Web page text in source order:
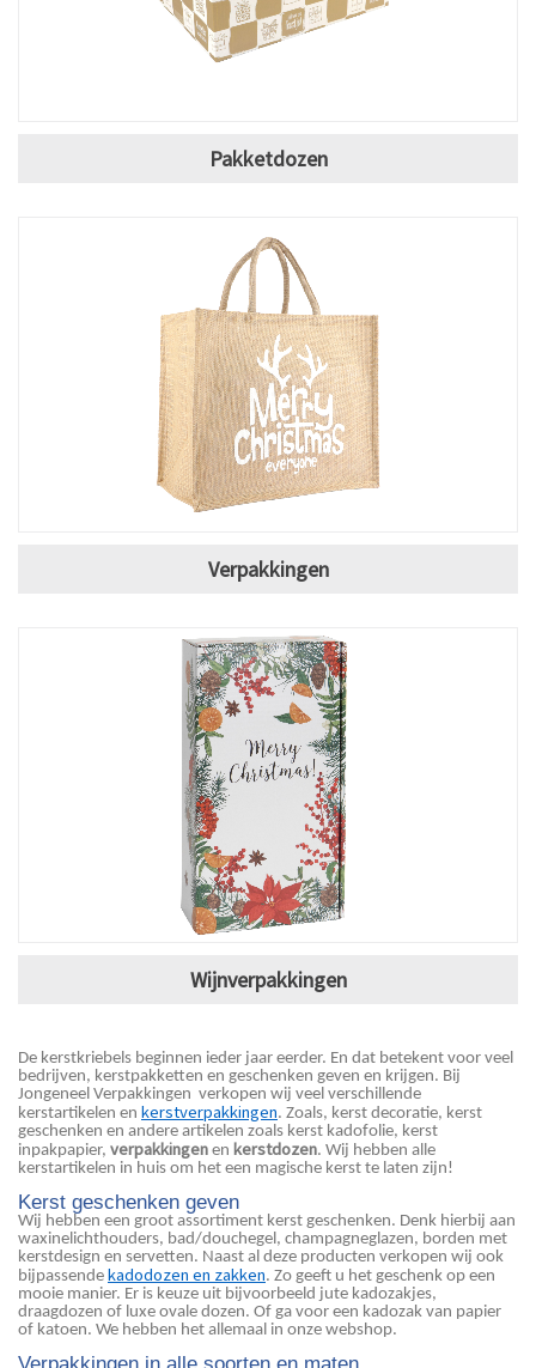
Pakketdozen
Verpakkingen
Wijnverpakkingen
De kerstkriebels beginnen ieder jaar eerder. En dat betekent voor veel
bedrijven, kerstpakketten en geschenken geven en krijgen. Bij
Jongeneel Verpakkingen verkopen wij veel verschillende
kerstartikelen en kerstverpakkingen. Zoals, kerst decoratie, kerst
geschenken en andere artikelen zoals kerst kadofolie, kerst
inpakpapier, verpakkingen en kerstdozen. Wij hebben alle
kerstartikelen in huis om het een magische kerst te laten zijn!
Kerst geschenken geven
Wij hebben een groot assortiment kerst geschenken. Denk hierbij aan
waxinelichthouders, bad/douchegel, champagneglazen, borden met
kerstdesign en servetten. Naast al deze producten verkopen wij ook
bijpassende kadodozen en zakken. Zo geeft u het geschenk op een
mooie manier. Er is keuze uit bijvoorbeeld jute kadozakjes,
draagdozen of luxe ovale dozen. Of ga voor een kadozak van papier
of katoen. We hebben het allemaal in onze webshop.
Verpakkingen in alle soorten en maten